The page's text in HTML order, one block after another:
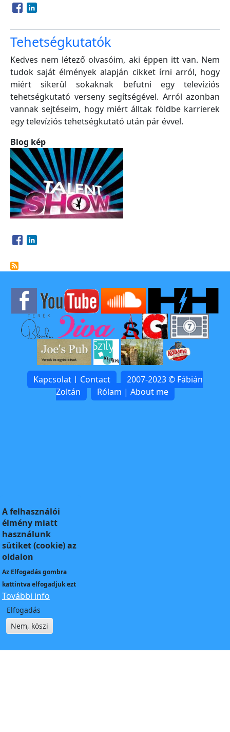
Opens in a new window
Opens in a new window
Tehetségkutatók
Kedves nem létező olvasóim, aki éppen itt van. Nem
tudok saját élmények alapján cikket írni arról, hogy
miért sikerül sokaknak befutni egy televíziós
tehetségkutató verseny segítségével. Arról azonban
vannak sejtéseim, hogy miért álltak földbe karrierek
egy televíziós tehetségkutató után pár évvel.
Blog kép
Opens in a new window
Opens in a new window
Kapcsolat | Contact
2007-2023 © Fábián
Zoltán
Rólam | About me
A felhasználói
élmény miatt
használunk
sütiket (cookie) az
oldalon
Az Elfogadásgombra
kattintva elfogadjuk ezt
További info
Elfogadás
Nem, köszi